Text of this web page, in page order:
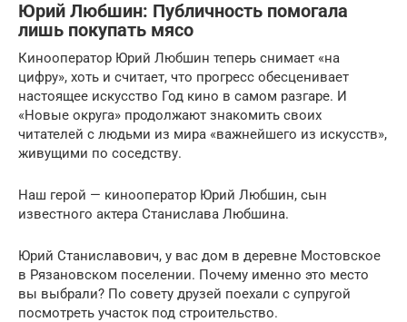
Юрий Любшин: Публичность помогала
лишь покупать мясо
Кинооператор Юрий Любшин теперь снимает «на
цифру», хоть и считает, что прогресс обесценивает
настоящее искусство Год кино в самом разгаре. И
«Новые округа» продолжают знакомить своих
читателей с людьми из мира «важнейшего из искусств»,
живущими по соседству.
Наш герой — кинооператор Юрий Любшин, сын
известного актера Станислава Любшина.
Юрий Станиславович, у вас дом в деревне Мостовское
в Рязановском поселении. Почему именно это место
вы выбрали? По совету друзей поехали с супругой
посмотреть участок под строительство.